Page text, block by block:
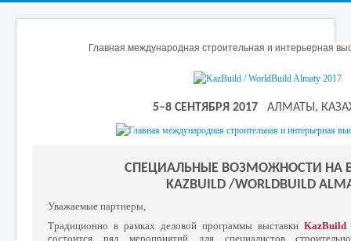
Главная международная строительная и интерьерная
5–8СЕНТЯБРЯ2017 АЛМАТЫ,
СПЕЦИАЛЬНЫЕ ВОЗМОЖНОСТИ НА
KAZBUILD /WORLDBUILD
Уважаемые партнеры,
Традиционно в рамках деловой программы выставки
состоится ряд мероприятий для специалистов